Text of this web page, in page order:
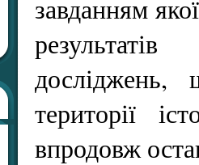
завданням
досліджень,
території
впродовж